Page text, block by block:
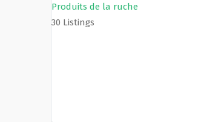
Produits de la ruche
30 Listings